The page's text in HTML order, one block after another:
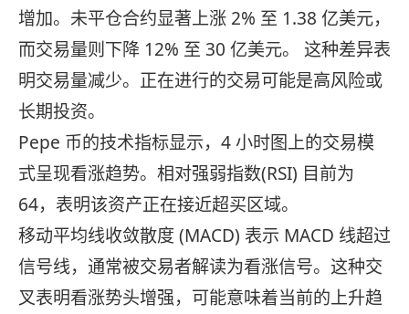
增加。未平仓合约显著上涨 2% 至 1.38 亿美元，
而交易量则下降 12% 至 30 亿美元。 这种差异表
明交易量减少。正在进行的交易可能是高风险或
长期投资。
Pepe 币的技术指标显示，4 小时图上的交易模
式呈现看涨趋势。相对强弱指数(RSI) 目前为
64，表明该资产正在接近超买区域。
移动平均线收敛散度 (MACD) 表示 MACD 线超过
信号线，通常被交易者解读为看涨信号。这种交
叉表明看涨势头增强，可能意味着当前的上升趋